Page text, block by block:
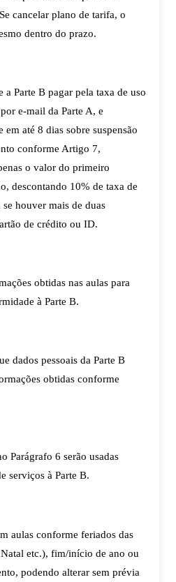
cancelar plano de tarifa, o
dentro do prazo.
a Parte B pagar pela taxa de uso
e-mail da Parte A, e
em até 8 dias sobre suspensão
conforme Artigo 7,
o valor do primeiro
descontando 10% de taxa de
houver mais de duas
de crédito ou ID.
obtidas nas aulas para
à Parte B.
dados pessoais da Parte B
obtidas conforme
Parágrafo 6 serão usadas
serviços à Parte B.
aulas conforme feriados das
etc.), fim/início de ano ou
podendo alterar sem prévia